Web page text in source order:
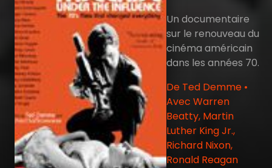
Un documentaire
sur le renouveau du
cinéma américain
dans les années 70.
De Ted Demme •
Avec Warren
Beatty, Martin
Luther King Jr.,
Richard Nixon,
Ronald Reagan